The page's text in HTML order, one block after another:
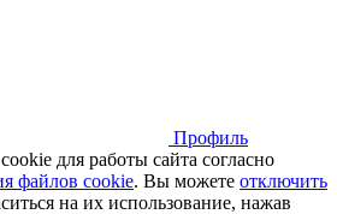
Профиль
для работы сайта согласно
файлов cookie. Вы можете отключить
на их использование, нажав